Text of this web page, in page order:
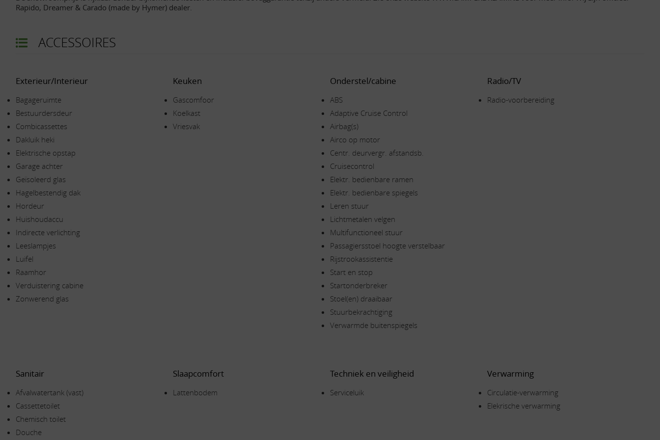
Rapido, Dreamer & Carado (made by Hymer) dealer.
ACCESSOIRES
Exterieur/Interieur
Bagageruimte
Bestuurdersdeur
Combicassettes
Dakluik heki
Elektrische opstap
Garage achter
Geïsoleerd glas
Hagelbestendig dak
Hordeur
Huishoudaccu
Indirecte verlichting
Leeslampjes
Luifel
Raamhor
Verduistering cabine
Zonwerend glas
Keuken
Gascomfoor
Koelkast
Vriesvak
Onderstel/cabine
ABS
Adaptive Cruise Control
Airbag(s)
Airco op motor
Centr. deurvergr. afstandsb.
Cruisecontrol
Elektr. bedienbare ramen
Elektr. bedienbare spiegels
Leren stuur
Lichtmetalen velgen
Multifunctioneel stuur
Passagiersstoel hoogte verstelbaar
Rijstrookassistentie
Start en stop
Startonderbreker
Stoel(en) draaibaar
Stuurbekrachtiging
Verwarmde buitenspiegels
Radio/TV
Radio-voorbereiding
Sanitair
Afvalwatertank (vast)
Cassettetoilet
Chemisch toilet
Douche
Slaapcomfort
Lattenbodem
Techniek en veiligheid
Serviceluik
Verwarming
Circulatie-verwarming
Elekrische verwarming